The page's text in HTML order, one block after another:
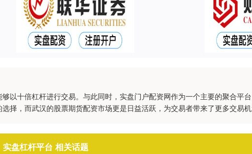
以十倍杠杆进行交易。与此同时，实盘门户配资网作为一个主要的聚合平
择，而武汉的股票期货配资市场更是日益活跃，为交易者带来了更多交易机
实盘杠杆平台 相关话题